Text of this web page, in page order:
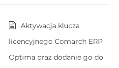
Aktywacja klucza
licencyjnego Comarch ERP
Optima oraz dodanie go do